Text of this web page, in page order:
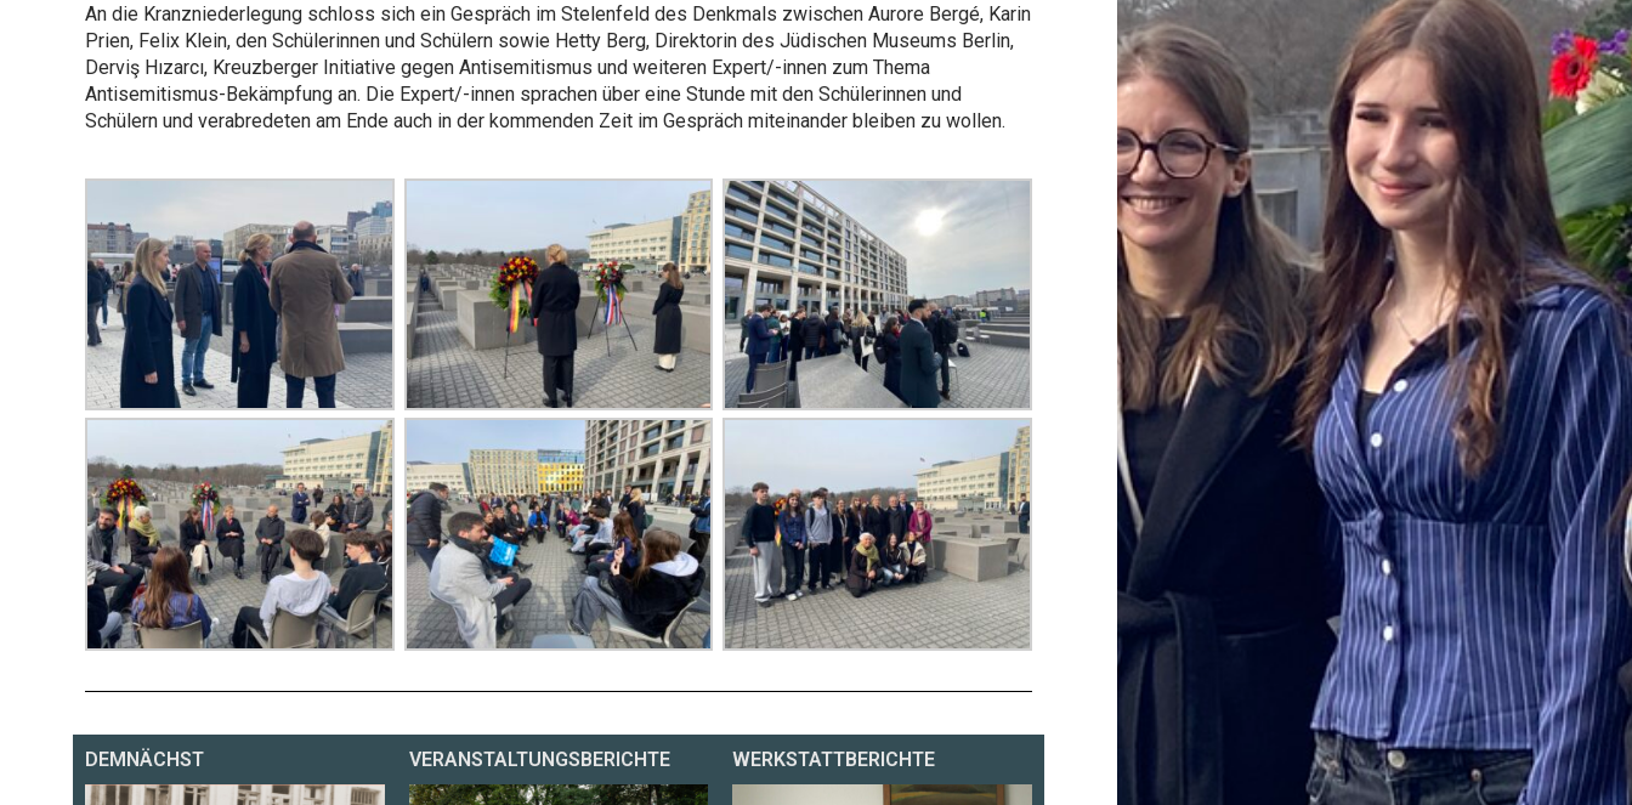
An die Kranzniederlegung schloss sich ein Gespräch im Stelenfeld des Denkmals zwischen Aurore Bergé, Karin
Prien, Felix Klein, den Schülerinnen und Schülern sowie Hetty Berg, Direktorin des Jüdischen Museums Berlin,
Derviş Hızarcı, Kreuzberger Initiative gegen Antisemitismus und weiteren Expert/-innen zum Thema
Antisemitismus-Bekämpfung an. Die Expert/-innen sprachen über eine Stunde mit den Schülerinnen und
Schülern und verabredeten am Ende auch in der kommenden Zeit im Gespräch miteinander bleiben zu wollen.
DEMNÄCHST VERANSTALTUNGSBERICHTE WERKSTATTBERICHTE